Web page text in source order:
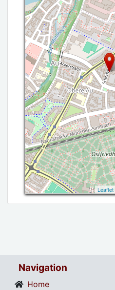
Leaflet
Navigation
Home